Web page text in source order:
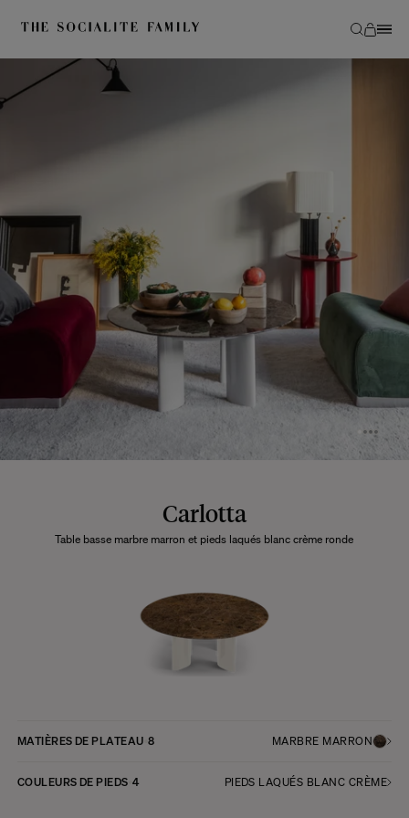
Carlotta
Table basse marbre marron et pieds laqués blanc crème ronde
MATIÈRES DE PLATEAU 8 MARBRE MARRON
COULEURS DE PIEDS 4 PIEDS LAQUÉS BLANC CRÈME